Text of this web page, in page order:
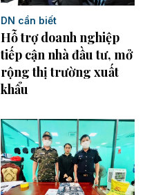
DN cần biết
Hỗ trợ doanh nghiệp
tiếp cận nhà đầu tư, mở
rộng thị trường xuất
khẩu